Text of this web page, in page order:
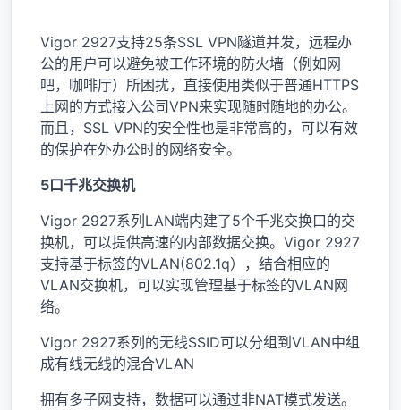
Vigor 2927支持25条SSL VPN隧道并发，远程办
公的用户可以避免被工作环境的防火墙（例如网
吧，咖啡厅）所困扰，直接使用类似于普通HTTPS
上网的方式接入公司VPN来实现随时随地的办公。
而且，SSL VPN的安全性也是非常高的，可以有效
的保护在外办公时的网络安全。
5口千兆交换机
Vigor 2927系列LAN端内建了5个千兆交换口的交
换机，可以提供高速的内部数据交换。Vigor 2927
支持基于标签的VLAN(802.1q），结合相应的
VLAN交换机，可以实现管理基于标签的VLAN网
络。
Vigor 2927系列的无线SSID可以分组到VLAN中组
成有线无线的混合VLAN
拥有多子网支持，数据可以通过非NAT模式发送。